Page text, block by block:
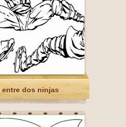
entre dos ninjas